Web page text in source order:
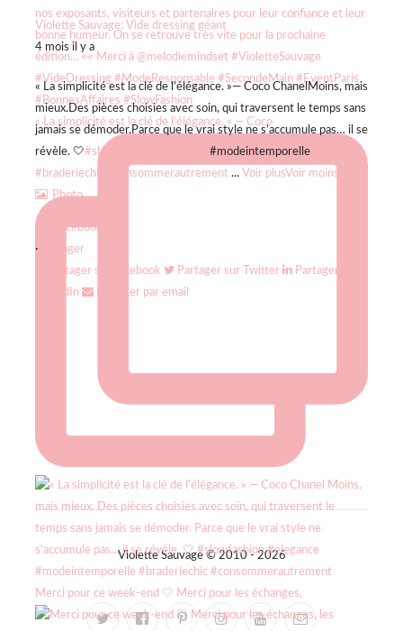
« La simplicité est la clé de l’élégance. » — Coco
Merci pour ce week-end 🤍 Merci pour les échanges,
Violette Sauvage: Vide dressing géant
4 mois il y a
« La simplicité est la clé de l’élégance. »— Coco Chanel Moins, mais
mieux.Des pièces choisies avec soin, qui traversent le temps sans
jamais se démoder.Parce que le vrai style ne s’accumule pas… il se
révèle. 🤍#slowfashion
#modeintemporelle
#braderiechic
#consommerautrement ... Voir plusVoir moins
Photo
Sur Facebook
·
Partager
Partager sur Facebook
Partager sur Twitter
Partager sur
LinkedIn
Partager par email
Violette Sauvage © 2010 - 2026